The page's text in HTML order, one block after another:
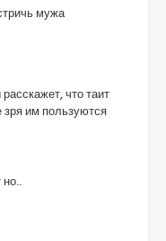
мужа
что таит
им пользуются
но..